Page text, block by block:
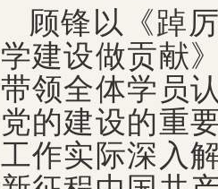
顾锋以《踔
学建设做贡献
带领全体学员
党的建设的重
工作实际深入